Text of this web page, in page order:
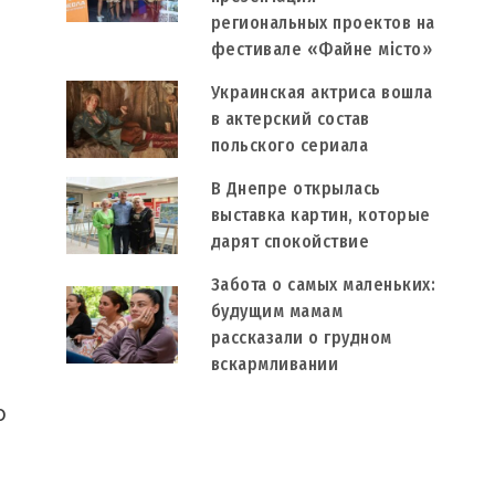
региональных проектов на
фестивале «Файне місто»
Украинская актриса вошла
в актерский состав
польского сериала
В Днепре открылась
выставка картин, которые
дарят спокойствие
Забота о самых маленьких:
будущим мамам
рассказали о грудном
вскармливании